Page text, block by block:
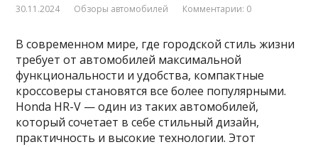
30.11.2024 Обзоры автомобилей Комментарии: 0
В современном мире, где городской стиль жизни
требует от автомобилей максимальной
функциональности и удобства, компактные
кроссоверы становятся все более популярными.
Honda HR-V — один из таких автомобилей,
который сочетает в себе стильный дизайн,
практичность и высокие технологии. Этот